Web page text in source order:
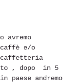
e/o
caffetteria
, dopo  in 5
paese andremo